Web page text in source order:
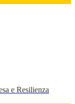
e Resilienza